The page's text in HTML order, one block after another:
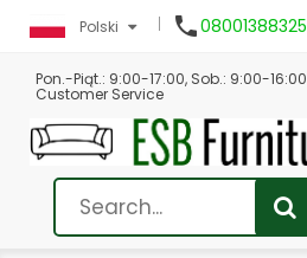
Polski 08001388325
Pon.-Piąt.: 9:00-17:00, Sob.: 9:00-16:00
Customer Service